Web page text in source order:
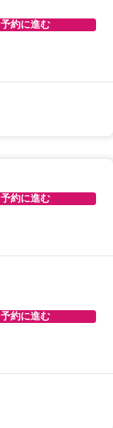
予約に進む
予約に進む
予約に進む